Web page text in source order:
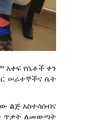
አቀፍ የሴቶች ቀን
ሠራተኞችና ሴት
ልጅ አስተሳሰብና
ጥቃት ለመውጣት